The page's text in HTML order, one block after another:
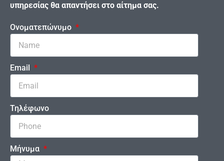
υπηρεσίας θα απαντήσει στο αίτημα σας.
Ονοματεπώνυμο
Email
Τηλέφωνο
Μήνυμα